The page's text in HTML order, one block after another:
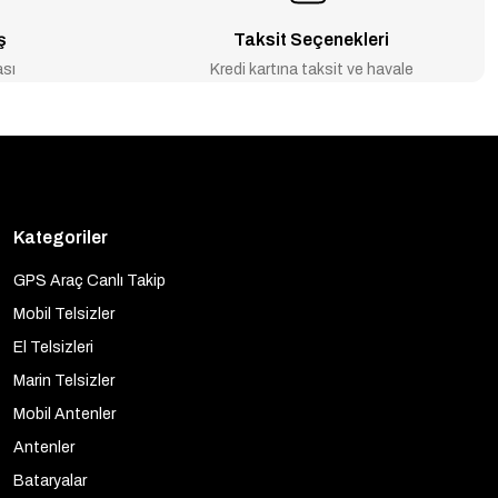
Taksit Seçenekleri
Kredi kartına taksit ve havale
Kategoriler
GPS Araç Canlı Takip
Mobil Telsizler
El Telsizleri
Marin Telsizler
Mobil Antenler
Antenler
Bataryalar